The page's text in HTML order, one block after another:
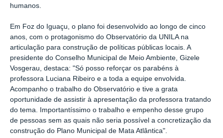
humanos.
Em Foz do Iguaçu, o plano foi desenvolvido ao longo de cinco
anos, com o protagonismo do Observatório da UNILA na
articulação para construção de políticas públicas locais. A
presidente do Conselho Municipal de Meio Ambiente, Gizele
Vosgerau, destaca: "Só posso reforçar os parabéns à
professora Luciana Ribeiro e a toda a equipe envolvida.
Acompanho o trabalho do Observatório e tive a grata
oportunidade de assistir à apresentação da professora tratando
do tema. Importantíssimo o trabalho e empenho desse grupo
de pessoas sem as quais não seria possível a concretização da
construção do Plano Municipal de Mata Atlântica".